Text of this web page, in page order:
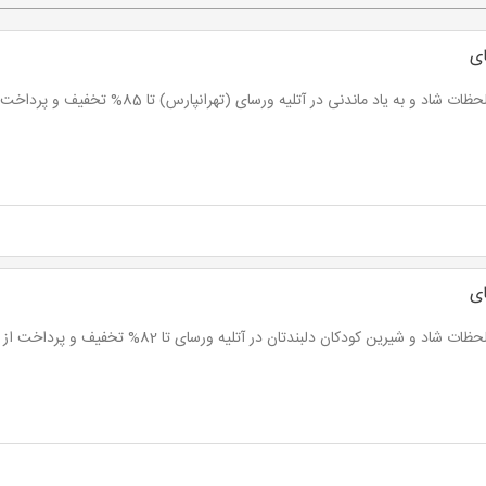
شاد و به یاد ماندنی در آتلیه ورسای (تهرانپارس) تا 85% تخفیف و پرداخت از 1,950 تومان
شاد و شیرین کودکان دلبندتان در آتلیه ورسای تا 82% تخفیف و پرداخت از 5700 تومان